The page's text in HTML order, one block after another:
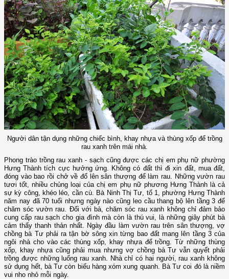
Người dân tận dụng những chiếc bình, khay nhựa và thùng xốp để trồng
rau xanh trên mái nhà.
Phong trào trồng rau xanh - sạch cũng được các chị em phụ nữ phường
Hưng Thành tích cực hưởng ứng. Không có đất thì đi xin đất, mua đất,
đóng vào bao rồi chở về đổ lên sân thượng để làm rau. Những vườn rau
tươi tốt, nhiều chủng loại của chị em phụ nữ phương Hưng Thành là cả
sự kỳ công, khéo léo, cần cù. Bà Ninh Thị Tư, tổ 1, phường Hưng Thành
năm nay đã 70 tuổi nhưng ngày nào cũng leo cầu thang bộ lên tầng 3 để
chăm sóc vườn rau. Đối với bà, chăm sóc rau xanh không chỉ đảm bảo
cung cấp rau sạch cho gia đình mà còn là thú vui, là những giây phút bà
cảm thấy thanh thản nhất. Ngày đầu làm vườn rau trên sân thượng, vợ
chồng bà Tư phải ra tận bờ sông xin từng bao đất mang lên tầng 3 của
ngôi nhà cho vào các thùng xốp, khay nhựa để trồng. Từ những thùng
xốp, khay nhựa cũng phải mua nhưng vợ chồng bà Tư vẫn quyết phải
trồng được những luống rau xanh. Nhà chỉ có hai người, rau xanh không
sử dụng hết, bà Tư còn biếu hàng xóm xung quanh. Bà Tư coi đó là niềm
vui nho nhỏ mỗi ngày.